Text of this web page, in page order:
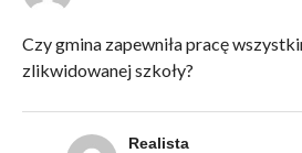
Czy gmina zapewniła pracę
zlikwidowanej szkoły?
Realista